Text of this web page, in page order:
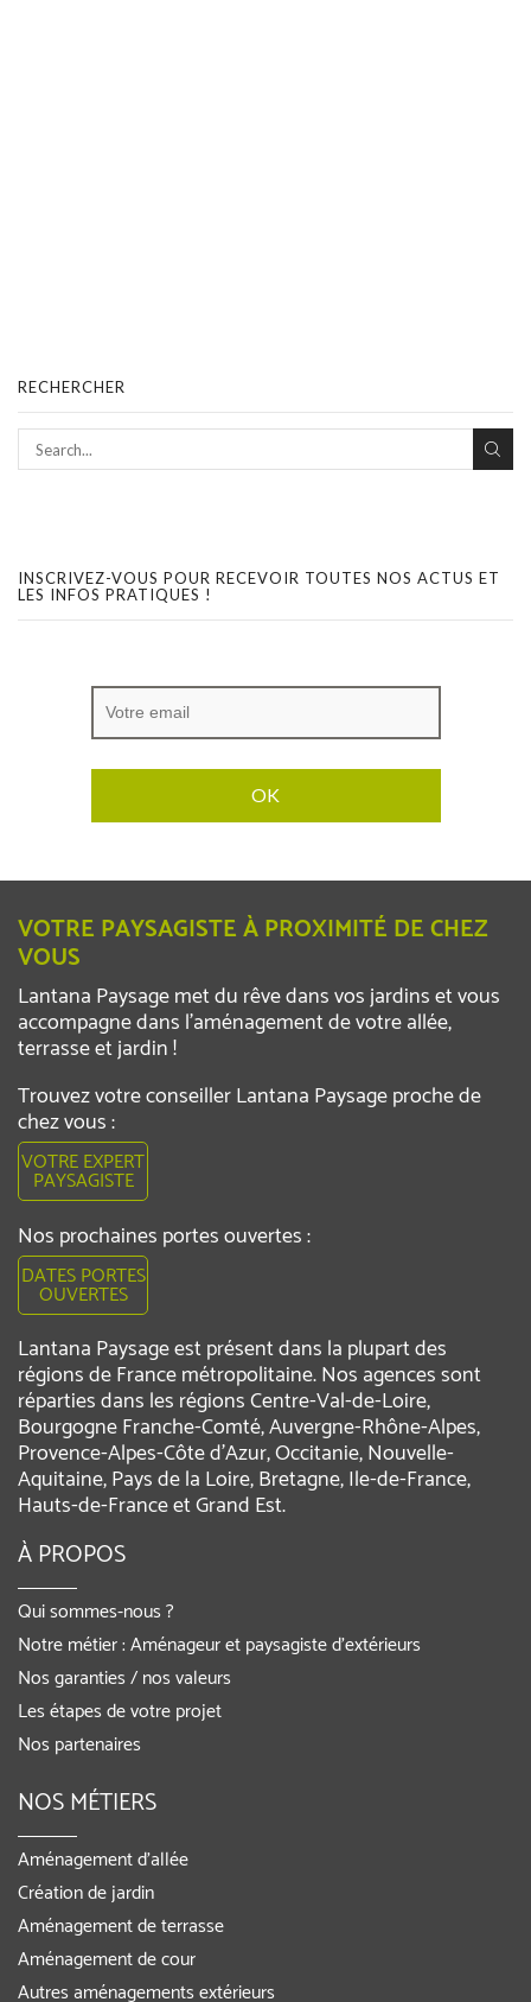
RECHERCHER
INSCRIVEZ-VOUS POUR RECEVOIR TOUTES NOS ACTUS ET
LES INFOS PRATIQUES !
VOTRE PAYSAGISTE À PROXIMITÉ DE CHEZ
VOUS
Lantana Paysage met du rêve dans vos jardins et vous
accompagne dans l’aménagement de votre allée,
terrasse et jardin !
Trouvez votre conseiller Lantana Paysage proche de
chez vous :
VOTRE EXPERT
PAYSAGISTE
Nos prochaines portes ouvertes :
DATES PORTES
OUVERTES
Lantana Paysage est présent dans la plupart des
régions de France métropolitaine. Nos agences sont
réparties dans les régions Centre-Val-de-Loire,
Bourgogne Franche-Comté, Auvergne-Rhône-Alpes,
Provence-Alpes-Côte d'Azur, Occitanie, Nouvelle-
Aquitaine, Pays de la Loire, Bretagne, Ile-de-France,
Hauts-de-France et Grand Est.
À PROPOS
Qui sommes-nous ?
Notre métier : Aménageur et paysagiste d’extérieurs
Nos garanties / nos valeurs
Les étapes de votre projet
Nos partenaires
NOS MÉTIERS
Aménagement d’allée
Création de jardin
Aménagement de terrasse
Aménagement de cour
Autres aménagements extérieurs